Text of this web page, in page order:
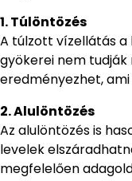
1. Túlöntözés
A túlzott vízellátás a
gyökerei nem tudják
eredményezhet,
2. Alulöntözés
Az alulöntözés is
levelek
megfelelően